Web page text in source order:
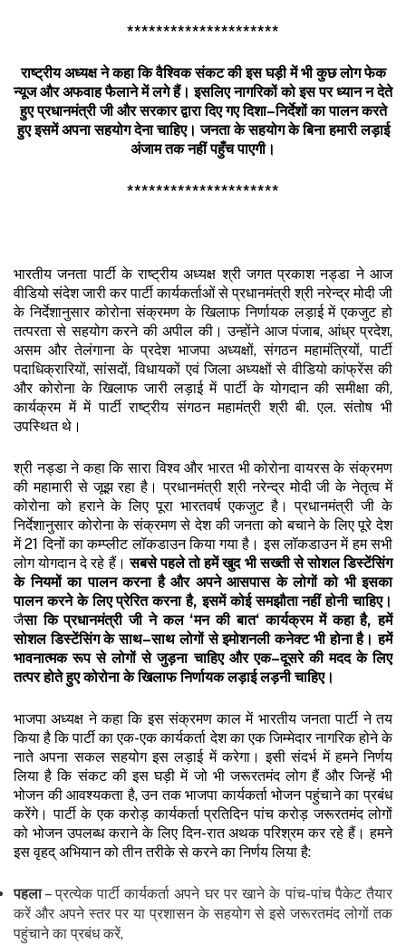
*********************
राष्ट्रीय अध्यक्ष ने कहा कि वैश्विक संकट की इस घड़ी में भी कुछ लोग फेक
न्यूज और अफवाह फैलाने में लगे हैं। इसलिए नागरिकों को इस पर ध्यान न देते
हुए प्रधानमंत्री जी और सरकार द्वारा दिए गए दिशा–निर्देशों का पालन करते
हुए इसमें अपना सहयोग देना चाहिए। जनता के सहयोग के बिना हमारी लड़ाई
अंजाम तक नहीं पहुँच पाएगी।
*********************
भारतीय जनता पार्टी के राष्ट्रीय अध्यक्ष श्री जगत प्रकाश नड्डा ने आज
वीडियो संदेश जारी कर पार्टी कार्यकर्ताओं से प्रधानमंत्री श्री नरेन्द्र मोदी जी
के निर्देशानुसार कोरोना संक्रमण के खिलाफ निर्णायक लड़ाई में एकजुट हो
तत्परता से सहयोग करने की अपील की। उन्होंने आज पंजाब, आंध्र प्रदेश,
असम और तेलंगाना के प्रदेश भाजपा अध्यक्षों, संगठन महामंत्रियों, पार्टी
पदाधिक्रारियों, सांसदों, विधायकों एवं जिला अध्यक्षों से वीडियो कांफ्रेंस की
और कोरोना के खिलाफ जारी लड़ाई में पार्टी के योगदान की समीक्षा की,
कार्यक्रम में में पार्टी राष्ट्रीय संगठन महामंत्री श्री बी. एल. संतोष भी
उपस्थित थे।
श्री नड्डा ने कहा कि सारा विश्व और भारत भी कोरोना वायरस के संक्रमण
की महामारी से जूझ रहा है। प्रधानमंत्री श्री नरेन्द्र मोदी जी के नेतृत्व में
कोरोना को हराने के लिए पूरा भारतवर्ष एकजुट है। प्रधानमंत्री जी के
निर्देशानुसार कोरोना के संक्रमण से देश की जनता को बचाने के लिए पूरे देश
में 21 दिनों का कम्प्लीट लॉकडाउन किया गया है। इस लॉकडाउन में हम सभी
लोग योगदान दे रहे हैं।सबसे पहले तो हमें खुद भी सख्ती से सोशल डिस्टेंसिंग
के नियमों का पालन करना है और अपने आसपास के लोगों को भी इसका
पालन करने के लिए प्रेरित करना है,इसमें कोई समझौता नहीं होनी चाहिए।
जैसा कि प्रधानमंत्री जी ने कल‘मन की बात‘कार्यक्रम में कहा है,हमें
सोशल डिस्टेंसिंग के साथ–साथ लोगों से इमोशनली कनेक्ट भी होना है। हमें
भावनात्मक रूप से लोगों से जुड़ना चाहिए और एक–दूसरे की मदद के लिए
तत्पर होते हुए कोरोना के खिलाफ निर्णायक लड़ाई लड़नी चाहिए।
भाजपा अध्यक्ष ने कहा कि इस संक्रमण काल में भारतीय जनता पार्टी ने तय
किया है कि पार्टी का एक-एक कार्यकर्ता देश का एक जिम्मेदार नागरिक होने के
नाते अपना सकल सहयोग इस लड़ाई में करेगा। इसी संदर्भ में हमने निर्णय
लिया है कि संकट की इस घड़ी में जो भी जरूरतमंद लोग हैं और जिन्हें भी
भोजन की आवश्यकता है, उन तक भाजपा कार्यकर्ता भोजन पहुंचाने का प्रबंध
करेंगे। पार्टी के एक करोड़ कार्यकर्ता प्रतिदिन पांच करोड़ जरूरतमंद लोगों
को भोजन उपलब्ध कराने के लिए दिन-रात अथक परिश्रम कर रहे हैं। हमने
इस वृहद् अभियान को तीन तरीके से करने का निर्णय लिया है:
पहला– प्रत्येक पार्टी कार्यकर्ता अपने घर पर खाने के पांच-पांच पैकेट तैयार
करें और अपने स्तर पर या प्रशासन के सहयोग से इसे जरूरतमंद लोगों तक
पहुंचाने का प्रबंध करें,